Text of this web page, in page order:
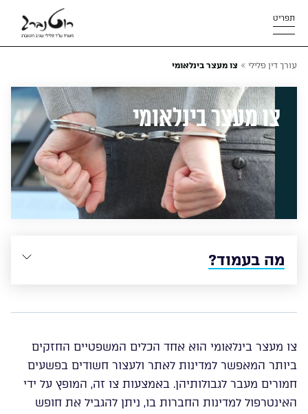
תפריט
עורך דין פלילי » צו מעצר בינלאומי
צו מעצר בינלאומי
מה בעמוד?
צו מעצר בינלאומי הוא אחד הכלים המשפטיים החזקים
ביותר המאפשר למדינות לאתר ולעצור חשודים בפשעים
חמורים מעבר לגבולותיהן. באמצעות צו זה, המופץ על ידי
האינטרפול למדינות החברות בו, ניתן להגביל את חופש